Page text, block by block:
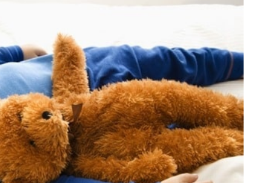
дітей
Попробуйте рецепт
легендарного супа доктора
Моро, который без...
08/Січ/2021